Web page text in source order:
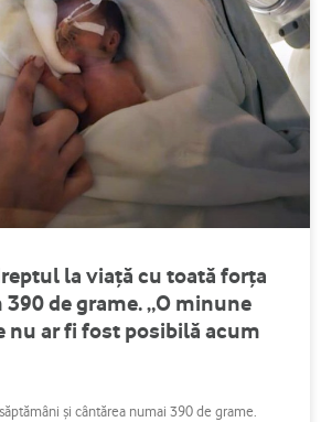
la viață cu toată forța
de grame. „O minune
nu ar fi fost posibilă acum
și cântărea numai 390 de grame.